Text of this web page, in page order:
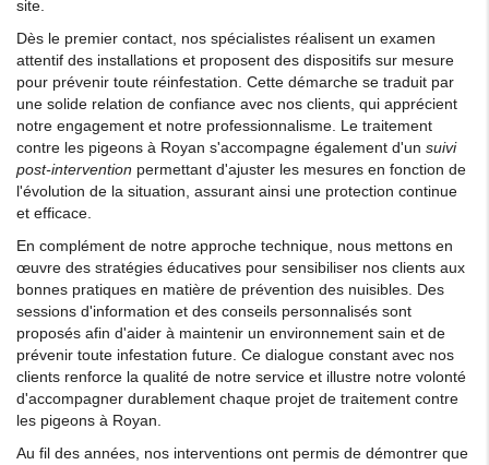
site.
Dès le premier contact, nos spécialistes réalisent un examen
attentif des installations et proposent des dispositifs sur mesure
pour prévenir toute réinfestation. Cette démarche se traduit par
une solide relation de confiance avec nos clients, qui apprécient
notre engagement et notre professionnalisme. Le traitement
contre les pigeons à Royan s'accompagne également d'un suivi
post-intervention permettant d'ajuster les mesures en fonction de
l'évolution de la situation, assurant ainsi une protection continue
et efficace.
En complément de notre approche technique, nous mettons en
œuvre des stratégies éducatives pour sensibiliser nos clients aux
bonnes pratiques en matière de prévention des nuisibles. Des
sessions d'information et des conseils personnalisés sont
proposés afin d'aider à maintenir un environnement sain et de
prévenir toute infestation future. Ce dialogue constant avec nos
clients renforce la qualité de notre service et illustre notre volonté
d'accompagner durablement chaque projet de traitement contre
les pigeons à Royan.
Au fil des années, nos interventions ont permis de démontrer que